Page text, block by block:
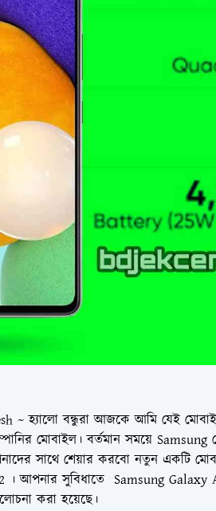
~হ্যালো বন্ধুরা আজকে আমি যেই
মোবাইল। বর্তমান সময়ে Samsung
সাথে শেয়ার করবো নতুন একটি
। আপনার সুবিধাতে Samsung Galaxy
করা হয়েছে।